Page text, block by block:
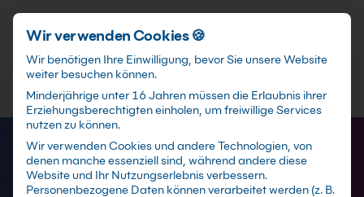
Schnellzugriff
Wir verwenden Cookies 🍪
Wir benötigen Ihre Einwilligung, bevor Sie unsere Website
weiter besuchen können.
Minderjährige unter 16 Jahren müssen die Erlaubnis ihrer
Erziehungsberechtigten einholen, um freiwillige Services
nutzen zu können.
Wir verwenden Cookies und andere Technologien, von
denen manche essenziell sind, während andere diese
Website und Ihr Nutzungserlebnis verbessern.
Personenbezogene Daten können verarbeitet werden (z. B.